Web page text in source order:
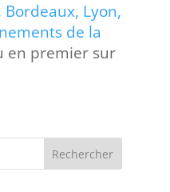
Bordeaux, Lyon,
de la
en premier sur